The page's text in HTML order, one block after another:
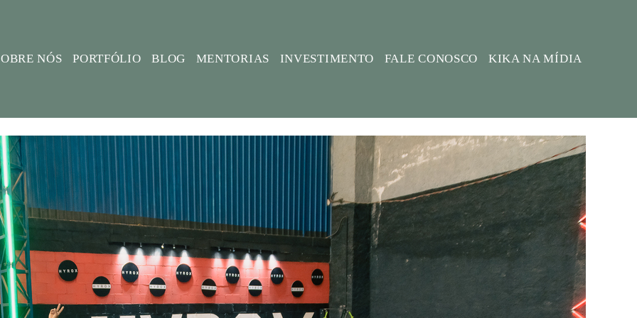
NÓS PORTFÓLIO BLOG MENTORIAS INVESTIMENTO FALE CONOSCO KIKA NA MÍDIA